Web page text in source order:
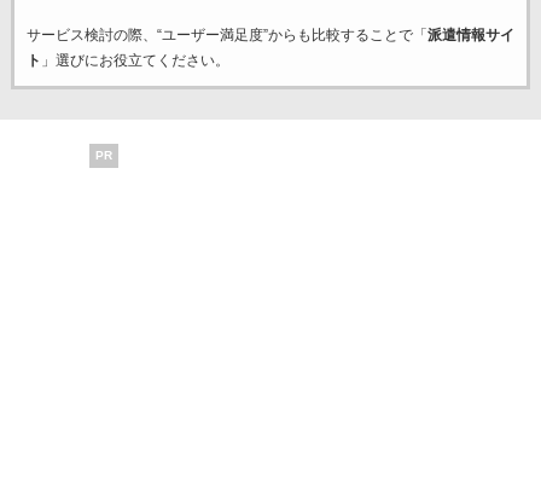
サービス検討の際、“ユーザー満足度”からも比較することで「 派遣情報サイ
ト 」選びにお役立てください。
PR